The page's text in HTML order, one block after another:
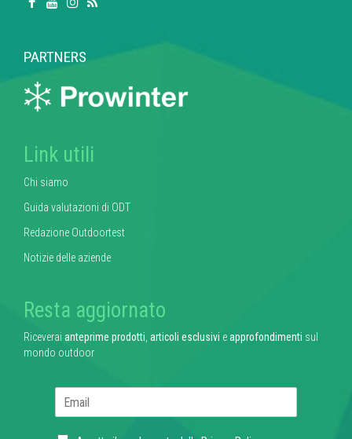
PARTNERS
Link utili
Chi siamo
Guida valutazioni di ODT
Redazione Outdoortest
Notizie delle aziende
Resta aggiornato
Riceverai anteprime prodotti articoli esclusivi eapprofondimenti sul
mondo outdoor